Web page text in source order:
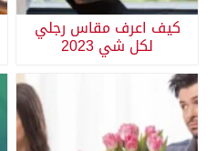
كيف اعرف مقاس رجلي
لكل شي 2023